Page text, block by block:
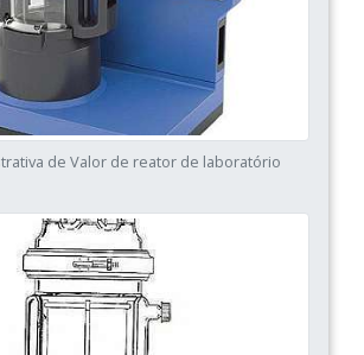
de Valor de reator de laboratório